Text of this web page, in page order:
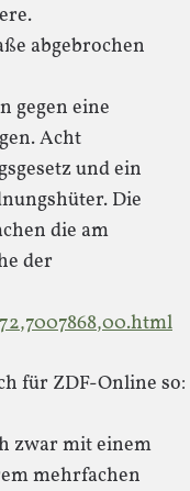
abgebrochen
gegen eine
Acht
und ein
Die
die am
der
für ZDF-Online so:
zwar mit einem
mehrfachen